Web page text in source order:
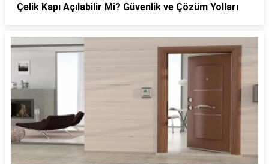
Çelik Kapı Açılabilir Mi? Güvenlik ve Çözüm Yolları